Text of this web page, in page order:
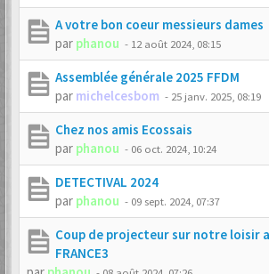
A votre bon coeur messieurs dames
par phanou - 12 août 2024, 08:15
Assemblée générale 2025 FFDM
par michelcesbom - 25 janv. 2025, 08:19
Chez nos amis Ecossais
par phanou - 06 oct. 2024, 10:24
DETECTIVAL 2024
par phanou - 09 sept. 2024, 07:37
Coup de projecteur sur notre loisir
FRANCE3